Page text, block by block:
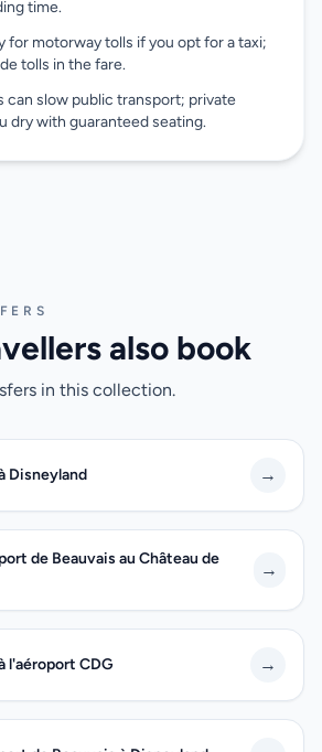
time.
for motorway tolls if you opt for a taxi;
tolls in the fare.
can slow public transport; private
dry with guaranteed seating.
also book
in this collection.
Disneyland →
de Beauvais au Château de
→
l'aéroport CDG →